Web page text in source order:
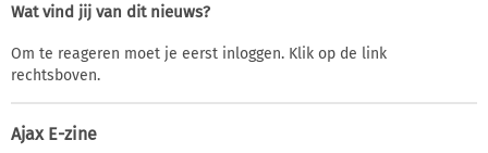
Wat vind jij van dit nieuws?
Om te reageren moet je eerst inloggen. Klik op de link
rechtsboven.
Ajax E-zine